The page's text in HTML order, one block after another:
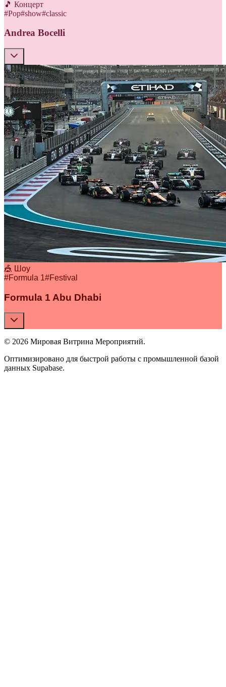
🎵 Концерт
#Pop#show#classic
Andrea Bocelli
🎪 Шоу
#Formula 1#Festival
Formula 1 Abu Dhabi
© 2026 Мировая Витрина Мероприятий.
Оптимизировано для быстрой работы с промышленной базой
данных Supabase.